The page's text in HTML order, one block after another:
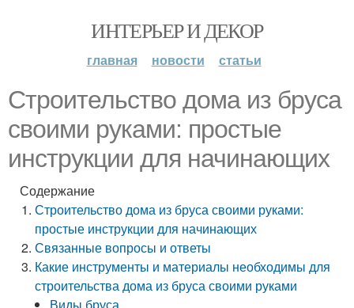
ИНТЕРЬЕР И ДЕКОР
главная новости статьи
Строительство дома из бруса
своими руками: простые
инструкции для начинающих
Содержание
Строительство дома из бруса своими руками:
простые инструкции для начинающих
Связанные вопросы и ответы
Какие инструменты и материалы необходимы для
строительства дома из бруса своими руками